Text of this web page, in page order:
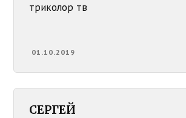
триколор тв
01.10.2019
СЕРГЕЙ